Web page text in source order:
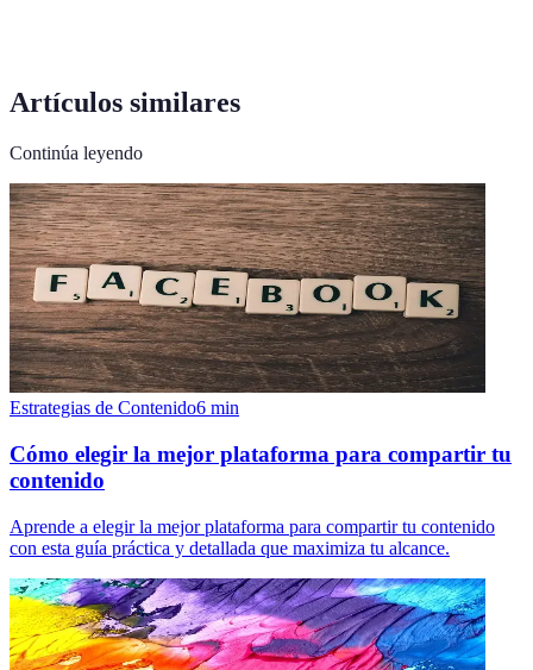
Artículos similares
Continúa leyendo
Estrategias de Contenido6 min
Cómo elegir la mejor plataforma para compartir tu
contenido
Aprende a elegir la mejor plataforma para compartir tu contenido
con esta guía práctica y detallada que maximiza tu alcance.